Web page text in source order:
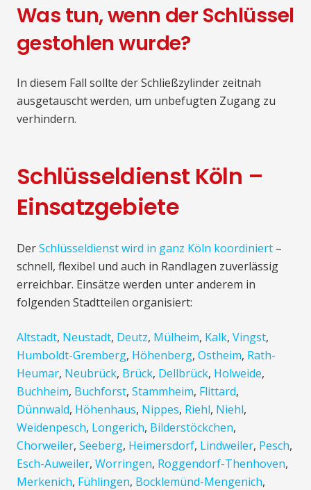
Was tun, wenn der Schlüssel
gestohlen wurde?
In diesem Fall sollte der Schließzylinder zeitnah
ausgetauscht werden, um unbefugten Zugang zu
verhindern.
Schlüsseldienst Köln –
Einsatzgebiete
DerSchlüsseldienst wird in ganz Köln koordiniert –
schnell, flexibel und auch in Randlagen zuverlässig
erreichbar. Einsätze werden unter anderem in
folgenden Stadtteilen organisiert:
Altstadt, Neustadt, Deutz, Mülheim, Kalk, Vingst,
Humboldt-Gremberg, Höhenberg, Ostheim, Rath-
Heumar, Neubrück, Brück, Dellbrück, Holweide,
Buchheim, Buchforst, Stammheim, Flittard,
Dünnwald, Höhenhaus, Nippes, Riehl, Niehl,
Weidenpesch, Longerich, Bilderstöckchen,
Chorweiler, Seeberg, Heimersdorf, Lindweiler, Pesch,
Esch-Auweiler, Worringen, Roggendorf-Thenhoven,
Merkenich, Fühlingen, Bocklemünd-Mengenich,